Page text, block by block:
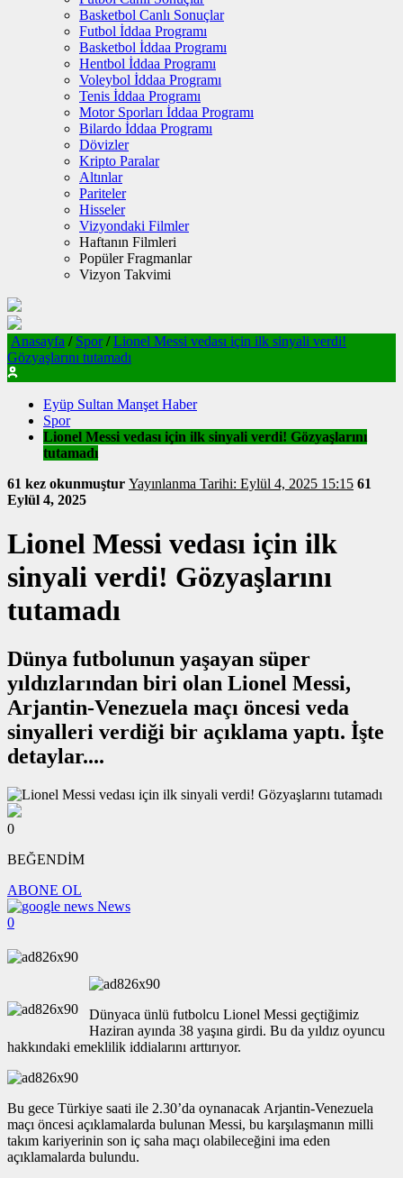
Basketbol Canlı Sonuçlar
Futbol İddaa Programı
Basketbol İddaa Programı
Hentbol İddaa Programı
Voleybol İddaa Programı
Tenis İddaa Programı
Motor Sporları İddaa Programı
Bilardo İddaa Programı
Dövizler
Kripto Paralar
Altınlar
Pariteler
Hisseler
Vizyondaki Filmler
Haftanın Filmleri
Popüler Fragmanlar
Vizyon Takvimi
Anasayfa / Spor / Lionel Messi vedası için ilk sinyali verdi!
Gözyaşlarını tutamadı
Eyüp Sultan Manşet Haber
Spor
Lionel Messi vedası için ilk sinyali verdi! Gözyaşlarını
tutamadı
61 kez okunmuştur
Yayınlanma Tarihi: Eylül 4, 2025 15:15 61
Eylül 4, 2025
Lionel Messi vedası için ilk
sinyali verdi! Gözyaşlarını
tutamadı
Dünya futbolunun yaşayan süper
yıldızlarından biri olan Lionel Messi,
Arjantin-Venezuela maçı öncesi veda
sinyalleri verdiği bir açıklama yaptı. İşte
detaylar....
0
BEĞENDİM
ABONE OL
News
0
Dünyaca ünlü futbolcu Lionel Messi geçtiğimiz
Haziran ayında 38 yaşına girdi. Bu da yıldız oyuncu
hakkındaki emeklilik iddialarını arttırıyor.
Bu gece Türkiye saati ile 2.30’da oynanacak Arjantin-Venezuela
maçı öncesi açıklamalarda bulunan Messi, bu karşılaşmanın milli
takım kariyerinin son iç saha maçı olabileceğini ima eden
açıklamalarda bulundu.